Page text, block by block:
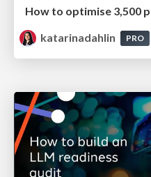
katarinadahlin
PRO